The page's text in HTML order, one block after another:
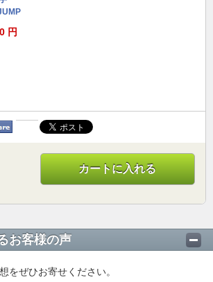
円
カートに入れる
お客様の声
をぜひお寄せください。